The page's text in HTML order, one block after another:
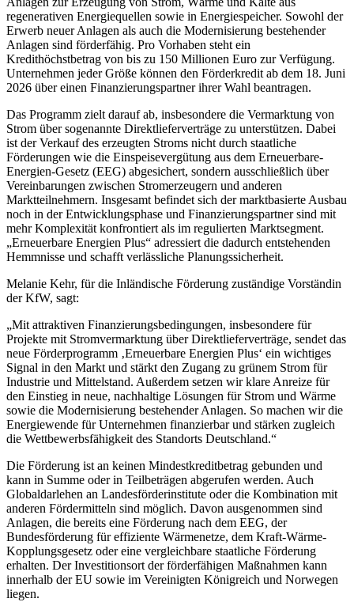
regenerativen Energiequellen sowie in Energiespeicher. Sowohl der
Erwerb neuer Anlagen als auch die Modernisierung bestehender
Anlagen sind förderfähig. Pro Vorhaben steht ein
Kredithöchstbetrag von bis zu 150 Millionen Euro zur Verfügung.
Unternehmen jeder Größe können den Förderkredit ab dem 18. Juni
2026 über einen Finanzierungspartner ihrer Wahl beantragen.
Das Programm zielt darauf ab, insbesondere die Vermarktung von
Strom über sogenannte Direktlieferverträge zu unterstützen. Dabei
ist der Verkauf des erzeugten Stroms nicht durch staatliche
Förderungen wie die Einspeisevergütung aus dem Erneuerbare-
Energien-Gesetz (EEG) abgesichert, sondern ausschließlich über
Vereinbarungen zwischen Stromerzeugern und anderen
Marktteilnehmern. Insgesamt befindet sich der marktbasierte Ausbau
noch in der Entwicklungsphase und Finanzierungspartner sind mit
mehr Komplexität konfrontiert als im regulierten Marktsegment.
„Erneuerbare Energien Plus“ adressiert die dadurch entstehenden
Hemmnisse und schafft verlässliche Planungssicherheit.
Melanie Kehr, für die Inländische Förderung zuständige Vorständin
der KfW, sagt:
„Mit attraktiven Finanzierungsbedingungen, insbesondere für
Projekte mit Stromvermarktung über Direktlieferverträge, sendet das
neue Förderprogramm ‚Erneuerbare Energien Plus‘ ein wichtiges
Signal in den Markt und stärkt den Zugang zu grünem Strom für
Industrie und Mittelstand. Außerdem setzen wir klare Anreize für
den Einstieg in neue, nachhaltige Lösungen für Strom und Wärme
sowie die Modernisierung bestehender Anlagen. So machen wir die
Energiewende für Unternehmen finanzierbar und stärken zugleich
die Wettbewerbsfähigkeit des Standorts Deutschland.“
Die Förderung ist an keinen Mindestkreditbetrag gebunden und
kann in Summe oder in Teilbeträgen abgerufen werden. Auch
Globaldarlehen an Landesförderinstitute oder die Kombination mit
anderen Fördermitteln sind möglich. Davon ausgenommen sind
Anlagen, die bereits eine Förderung nach dem EEG, der
Bundesförderung für effiziente Wärmenetze, dem Kraft-Wärme-
Kopplungsgesetz oder eine vergleichbare staatliche Förderung
erhalten. Der Investitionsort der förderfähigen Maßnahmen kann
innerhalb der EU sowie im Vereinigten Königreich und Norwegen
liegen.